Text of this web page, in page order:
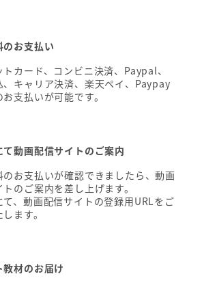
のお支払い
トカード、コンビニ決済、Paypal、
、キャリア決済、楽天ペイ、Paypay
支払いが可能です。
て動画配信サイトのご案内
のお支払いが確認できましたら、動画
のご案内を差し上げます。
て、動画配信サイトの登録用URLをご
ます。
教材のお届け